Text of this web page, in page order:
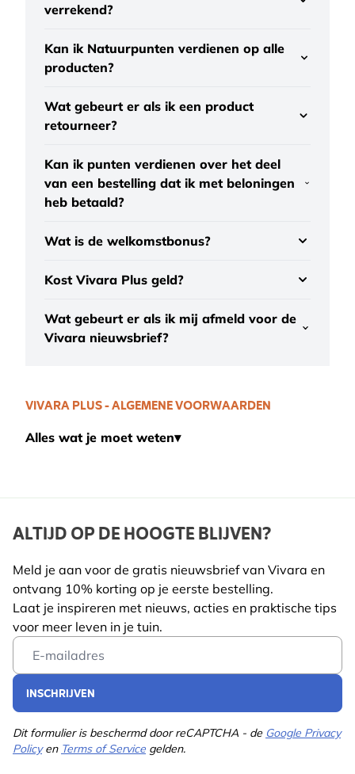
verrekend?
Kan ik Natuurpunten verdienen op alle
producten?
Wat gebeurt er als ik een product
retourneer?
Kan ik punten verdienen over het deel
van een bestelling dat ik met beloningen
heb betaald?
Wat is de welkomstbonus?
Kost Vivara Plus geld?
Wat gebeurt er als ik mij afmeld voor de
Vivara nieuwsbrief?
VIVARA PLUS - ALGEMENE VOORWAARDEN
Alles wat je moet weten▾
ALTIJD OP DE HOOGTE BLIJVEN?
Meld je aan voor de gratis nieuwsbrief van Vivara en
ontvang 10% korting op je eerste bestelling.
Laat je inspireren met nieuws, acties en praktische tips
voor meer leven in je tuin.
Email Address
INSCHRIJVEN
Dit formulier is beschermd door reCAPTCHA - de Google Privacy
Policyen Terms of Service gelden.